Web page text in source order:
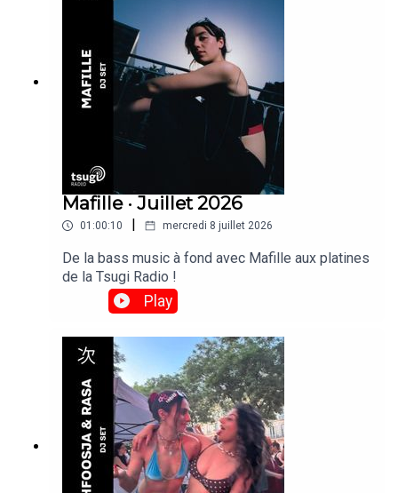
Mafille · Juillet 2026
01:00:10 | mercredi 8 juillet 2026
De la bass music à fond avec Mafille aux platines
de la Tsugi Radio !
Play